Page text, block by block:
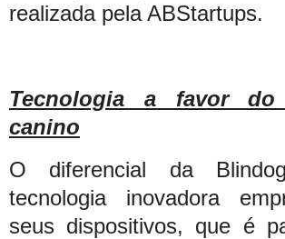
realizada pela ABStartups.
Tecnologia a favor do
canino
O diferencial da
tecnologia inovadora
seus dispositivos, que é